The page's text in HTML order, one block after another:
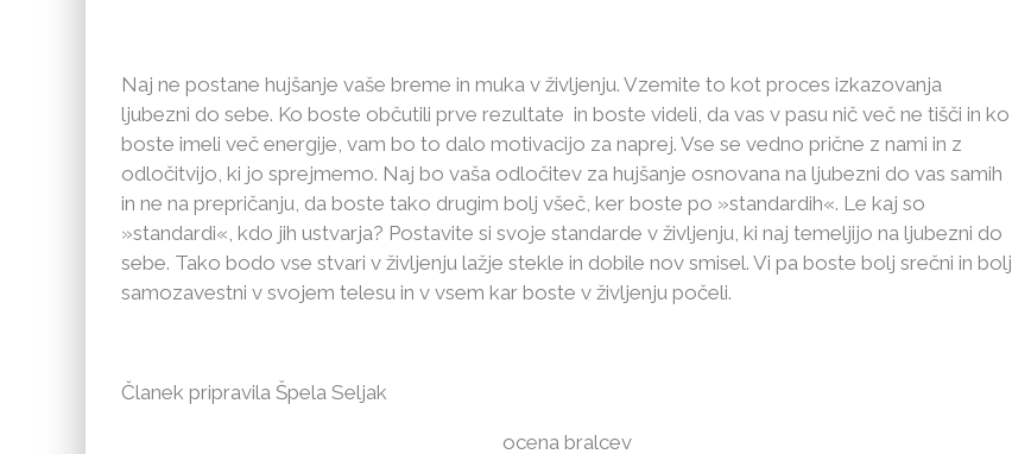
Naj ne postane hujšanje vaše breme in muka v življenju. Vzemite to kot proces izkazovanja
ljubezni do sebe. Ko boste občutili prve rezultate in boste videli, da vas v pasu nič več ne tišči in ko
boste imeli več energije, vam bo to dalo motivacijo za naprej. Vse se vedno prične z nami in z
odločitvijo, ki jo sprejmemo. Naj bo vaša odločitev za hujšanje osnovana na ljubezni do vas samih
in ne na prepričanju, da boste tako drugim bolj všeč, ker boste po »standardih«. Le kaj so
»standardi«, kdo jih ustvarja? Postavite si svoje standarde v življenju, ki naj temeljijo na ljubezni do
sebe. Tako bodo vse stvari v življenju lažje stekle in dobile nov smisel. Vi pa boste bolj srečni in bolj
samozavestni v svojem telesu in v vsem kar boste v življenju počeli.
Članek pripravila Špela Seljak
ocena bralcev